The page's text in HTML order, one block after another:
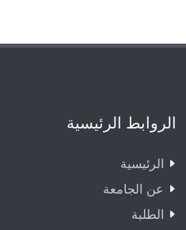
الروابط الرئيسية
الرئيسية
عن الجامعة
الطلبة